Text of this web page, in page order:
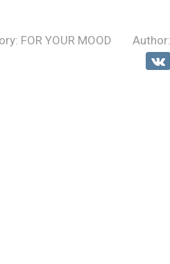
FOR YOUR MOOD Author: